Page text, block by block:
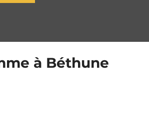
à Béthune